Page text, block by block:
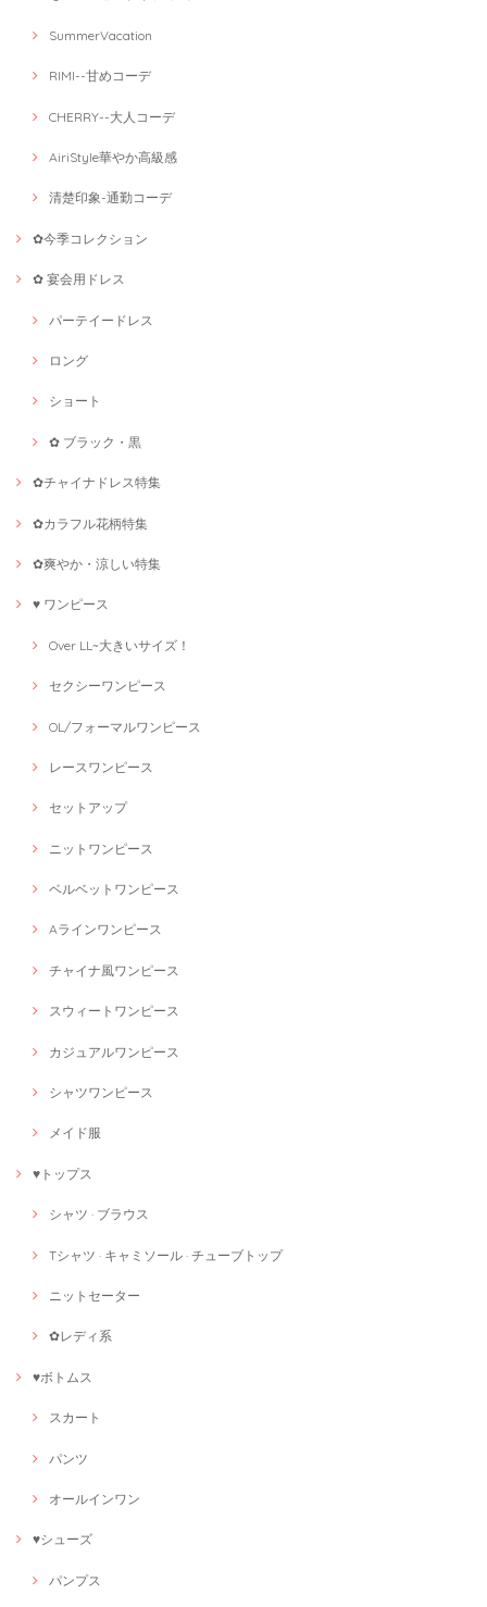
SummerVacation
RIMI--甘めコーデ
CHERRY--大人コーデ
AiriStyle華やか高級感
清楚印象-通勤コーデ
✿今季コレクション
✿ 宴会用ドレス
パーテイードレス
ロング
ショート
✿ ブラック・黒
✿チャイナドレス特集
✿カラフル花柄特集
✿爽やか・涼しい特集
♥ ワンピース
Over LL~大きいサイズ！
セクシーワンピース
OL/フォーマルワンピース
レースワンピース
セットアップ
ニットワンピース
ベルベットワンピース
Aラインワンピース
チャイナ風ワンピース
スウィートワンピース
カジュアルワンピース
シャツワンピース
メイド服
♥トップス
シャツ · ブラウス
Tシャツ · キャミソール · チューブトップ
ニットセーター
✿レディ系
♥ボトムス
スカート
パンツ
オールインワン
♥シューズ
パンプス